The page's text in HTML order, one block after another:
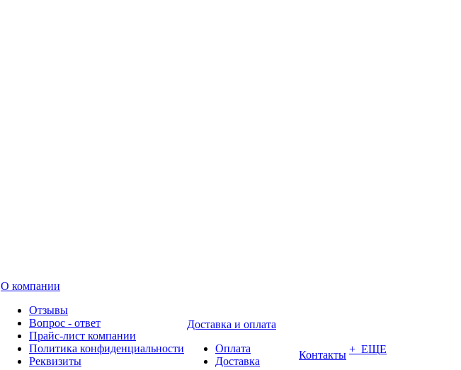
О компании
Отзывы
Вопрос - ответ
Прайс-лист компании
Политика конфиденциальности
Реквизиты
Доставка и оплата
Оплата
Доставка
Контакты + ЕЩЕ